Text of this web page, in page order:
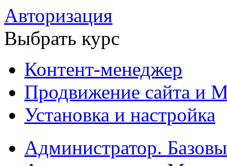
Авторизация
Выбрать курс
Контент-менеджер
Продвижение сайта и
Установка и настройка
Администратор.